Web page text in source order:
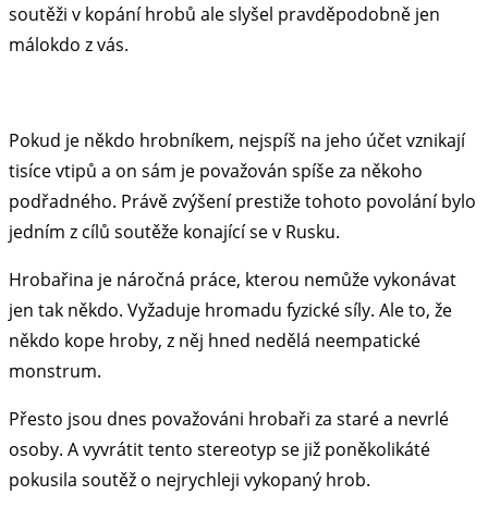
soutěži v kopání hrobů ale slyšel pravděpodobně jen
málokdo z vás.
Pokud je někdo hrobníkem, nejspíš na jeho účet vznikají
tisíce vtipů a on sám je považován spíše za někoho
podřadného. Právě zvýšení prestiže tohoto povolání bylo
jedním z cílů soutěže konající se v Rusku.
Hrobařina je náročná práce, kterou nemůže vykonávat
jen tak někdo. Vyžaduje hromadu fyzické síly. Ale to, že
někdo kope hroby, z něj hned nedělá neempatické
monstrum.
Přesto jsou dnes považováni hrobaři za staré a nevrlé
osoby. A vyvrátit tento stereotyp se již poněkolikáté
pokusila soutěž o nejrychleji vykopaný hrob.